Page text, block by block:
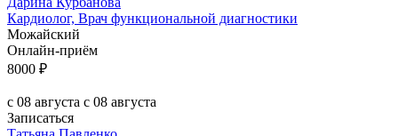
Кардиолог, Врач функциональной диагностики
Можайский
Онлайн-приём
8000 ₽
c 08 августа c 08 августа
Записаться